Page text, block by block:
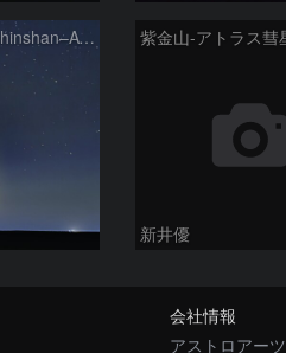
C/2023 A3 (Tsuchinshan–ATLAS)
新井優
会社情報
アストロアーツ